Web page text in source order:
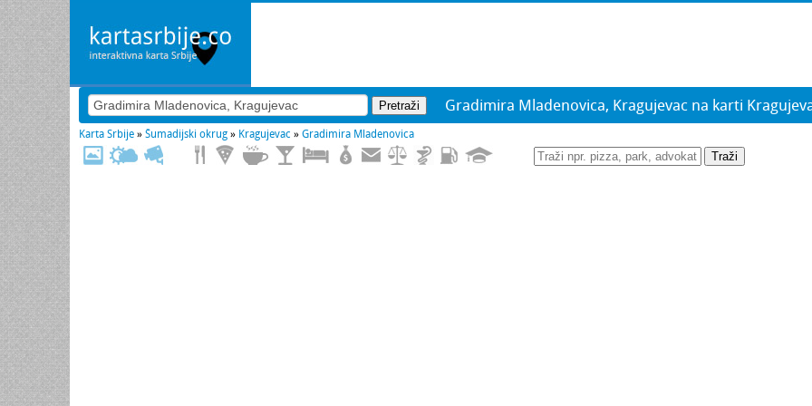
Gradimira Mladenovica, Kragujevac na karti
Karta Srbije » Šumadijski okrug » Kragujevac » Gradimira Mladenovica
Traži